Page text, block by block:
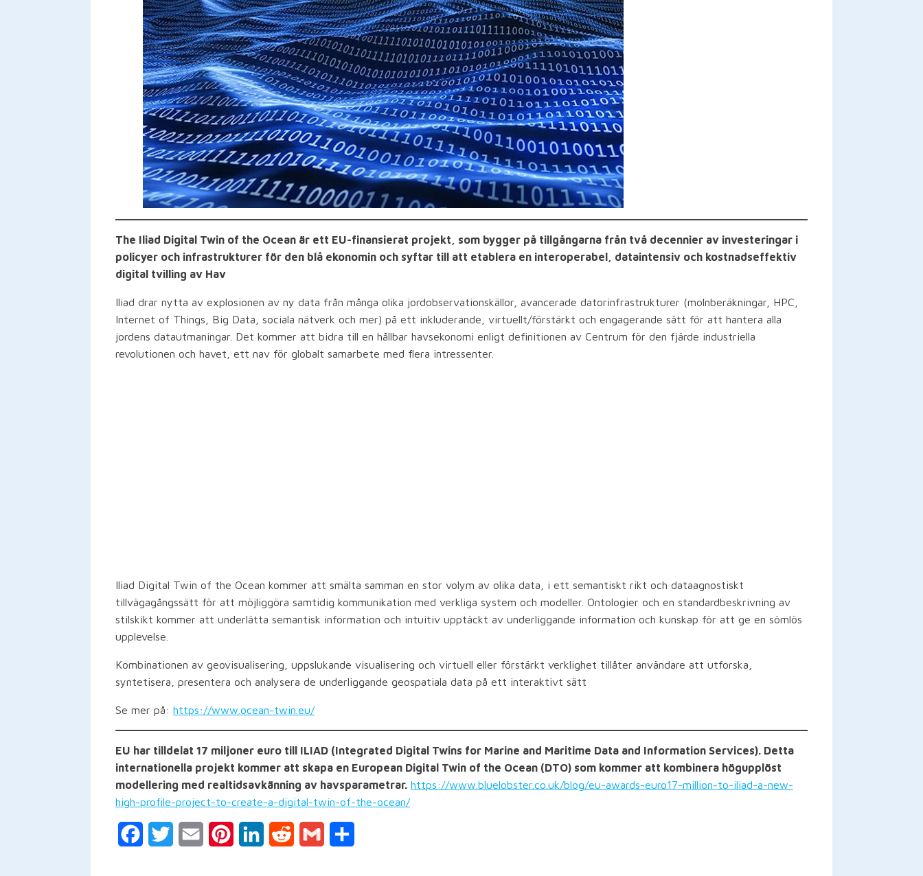
The Iliad Digital Twin of the Ocean är ett EU-finansierat projekt, som bygger på tillgångarna från två decennier av investeringar i
policyer och infrastrukturer för den blå ekonomin och syftar till att etablera en interoperabel, dataintensiv och kostnadseffektiv
digital tvilling av Hav
Iliad drar nytta av explosionen av ny data från många olika jordobservationskällor, avancerade datorinfrastrukturer (molnberäkningar, HPC,
Internet of Things, Big Data, sociala nätverk och mer) på ett inkluderande, virtuellt/förstärkt och engagerande sätt för att hantera alla
jordens datautmaningar. Det kommer att bidra till en hållbar havsekonomi enligt definitionen av Centrum för den fjärde industriella
revolutionen och havet, ett nav för globalt samarbete med flera intressenter.
Iliad Digital Twin of the Ocean kommer att smälta samman en stor volym av olika data, i ett semantiskt rikt och dataagnostiskt
tillvägagångssätt för att möjliggöra samtidig kommunikation med verkliga system och modeller. Ontologier och en standardbeskrivning av
stilskikt kommer att underlätta semantisk information och intuitiv upptäckt av underliggande information och kunskap för att ge en sömlös
upplevelse.
Kombinationen av geovisualisering, uppslukande visualisering och virtuell eller förstärkt verklighet tillåter användare att utforska,
syntetisera, presentera och analysera de underliggande geospatiala data på ett interaktivt sätt
Se mer på: https://www.ocean-twin.eu/
EU har tilldelat 17 miljoner euro till ILIAD (Integrated Digital Twins for Marine and Maritime Data and Information Services). Detta
internationella projekt kommer att skapa en European Digital Twin of the Ocean (DTO) som kommer att kombinera högupplöst
modellering med realtidsavkänning av havsparametrar. https://www.bluelobster.co.uk/blog/eu-awards-euro17-million-to-iliad-a-new-
high-profile-project-to-create-a-digital-twin-of-the-ocean/
FacebookTwitter Email PinterestLinkedIn Reddit Gmail